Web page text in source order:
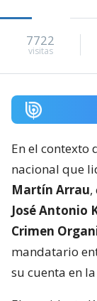
7722
visitas
En el contexto
nacional que
Martín Arrau,
José Antonio
Crimen
mandatario
su cuenta en